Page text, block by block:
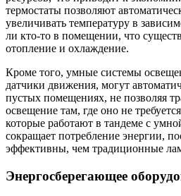
термостаты позволяют
увеличивать температуру в
ли кто-то в помещении, что
отопление и охлаждение.
Кроме того, умные системы
датчики движения, могут
пустых помещениях, не позволяя
освещение там, где оно не
которые работают в тандеме с
сокращает потребление энергии,
эффективны, чем традиционные
Энергосберегающее